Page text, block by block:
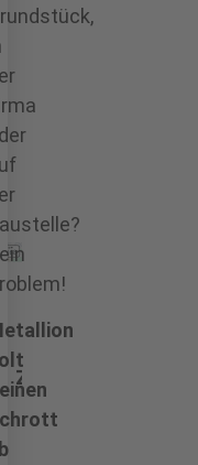
benötigen
Zustimmung,
um den
Google